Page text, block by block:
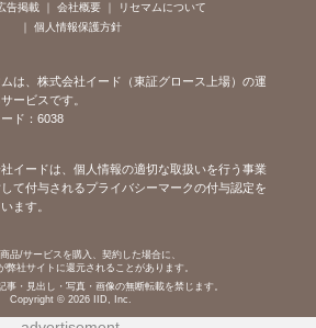
告掲載 会社概要
リセマムについて
個人情報保護方針
ムは、株式会社イード（東証グロース上場）の運
ービスです。
ド：6038
イードは、個人情報の適切な取扱いを行う事業
て付与されるプライバシーマークの付与認定を
ます。
品/サービスを購入、契約した場合に、
弊社サイトに還元されることがあります。
事・見出し・写真・画像の無断転載を禁じます。
Copyright © 2026 IID, Inc.